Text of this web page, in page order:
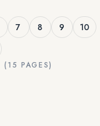
7 8 9
10
PAGES)